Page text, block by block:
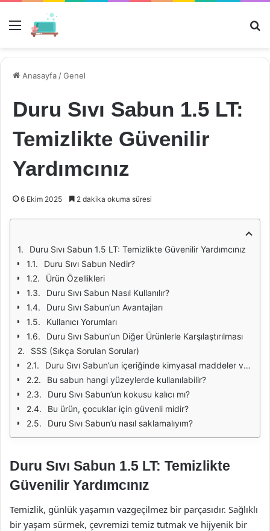
Menü
Anasayfa /Genel
Duru Sıvı Sabun 1.5 LT:
Temizlikte Güvenilir
Yardımcınız
6 Ekim 2025 2 dakika okuma süresi
Duru Sıvı Sabun 1.5 LT: Temizlikte Güvenilir Yardımcınız
Duru Sıvı Sabun Nedir?
Ürün Özellikleri
Duru Sıvı Sabun Nasıl Kullanılır?
Duru Sıvı Sabun’un Avantajları
Kullanıcı Yorumları
Duru Sıvı Sabun’un Diğer Ürünlerle Karşılaştırılması
SSS (Sıkça Sorulan Sorular)
Duru Sıvı Sabun’un içeriğinde kimyasal maddeler var mı?
Bu sabun hangi yüzeylerde kullanılabilir?
Duru Sıvı Sabun’un kokusu kalıcı mı?
Bu ürün, çocuklar için güvenli midir?
Duru Sıvı Sabun’u nasıl saklamalıyım?
Duru Sıvı Sabun 1.5 LT: Temizlikte
Güvenilir Yardımcınız
Temizlik, günlük yaşamın vazgeçilmez bir parçasıdır. Sağlıklı
bir yaşam sürmek, çevremizi temiz tutmak ve hijyenik bir